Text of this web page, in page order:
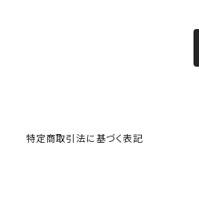
特定商取引法に基づく表記